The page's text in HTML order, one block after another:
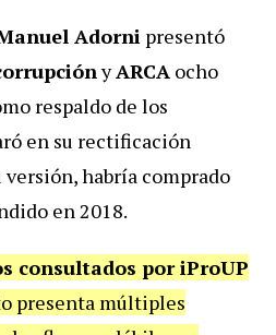
Adorni presentó
yARCA ocho
respaldo de los
en su rectificación
habría comprado
en 2018.
consultados por iProUP
presenta múltiples